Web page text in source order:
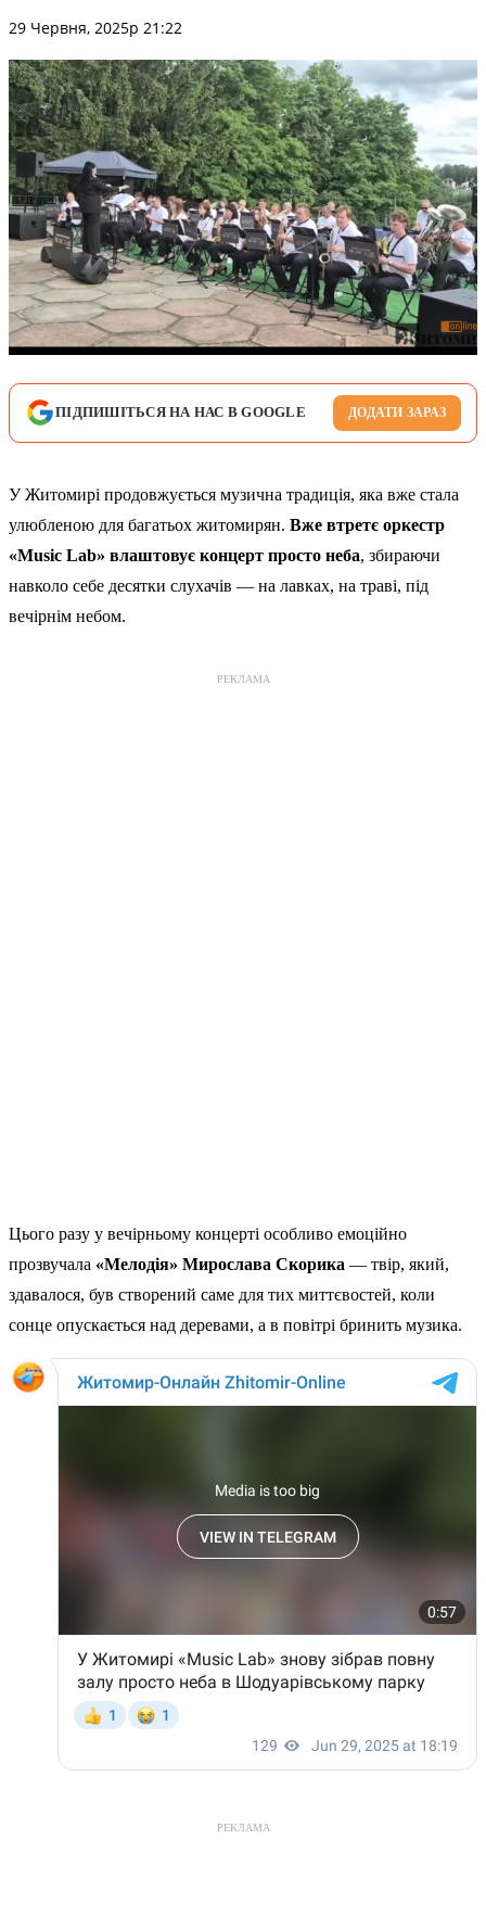
29 Червня, 2025р 21:22
ПІДПИШІТЬСЯ НА НАС В GOOGLE ДОДАТИ ЗАРАЗ
У Житомирі продовжується музична традиція, яка вже стала
улюбленою для багатьох житомирян. Вже втретє оркестр
«Music Lab» влаштовує концерт просто неба, збираючи
навколо себе десятки слухачів — на лавках, на траві, під
вечірнім небом.
РЕКЛАМА
Цього разу у вечірньому концерті особливо емоційно
прозвучала «Мелодія» Мирослава Скорика — твір, який,
здавалося, був створений саме для тих миттєвостей, коли
сонце опускається над деревами, а в повітрі бринить музика.
РЕКЛАМА